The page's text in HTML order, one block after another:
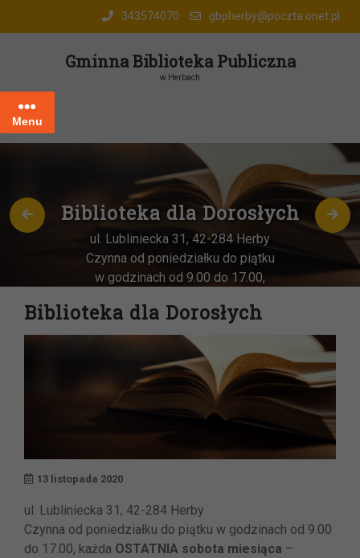
343574070 gbpherby@poczta.onet.pl
Gminna Biblioteka Publiczna
w Herbach
Menu
Biblioteka dla Dorosłych
ul. Lubliniecka 31, 42-284 Herby
Czynna od poniedziałku do piątku
w godzinach od 9.00 do 17.00,
w godz. 9:00-13:00
Biblioteka dla Dorosłych
13 listopada 2020
ul. Lubliniecka 31, 42-284 Herby
Czynna od poniedziałku do piątku w godzinach od 9.00
do 17.00, każda OSTATNIA sobota miesiąca –